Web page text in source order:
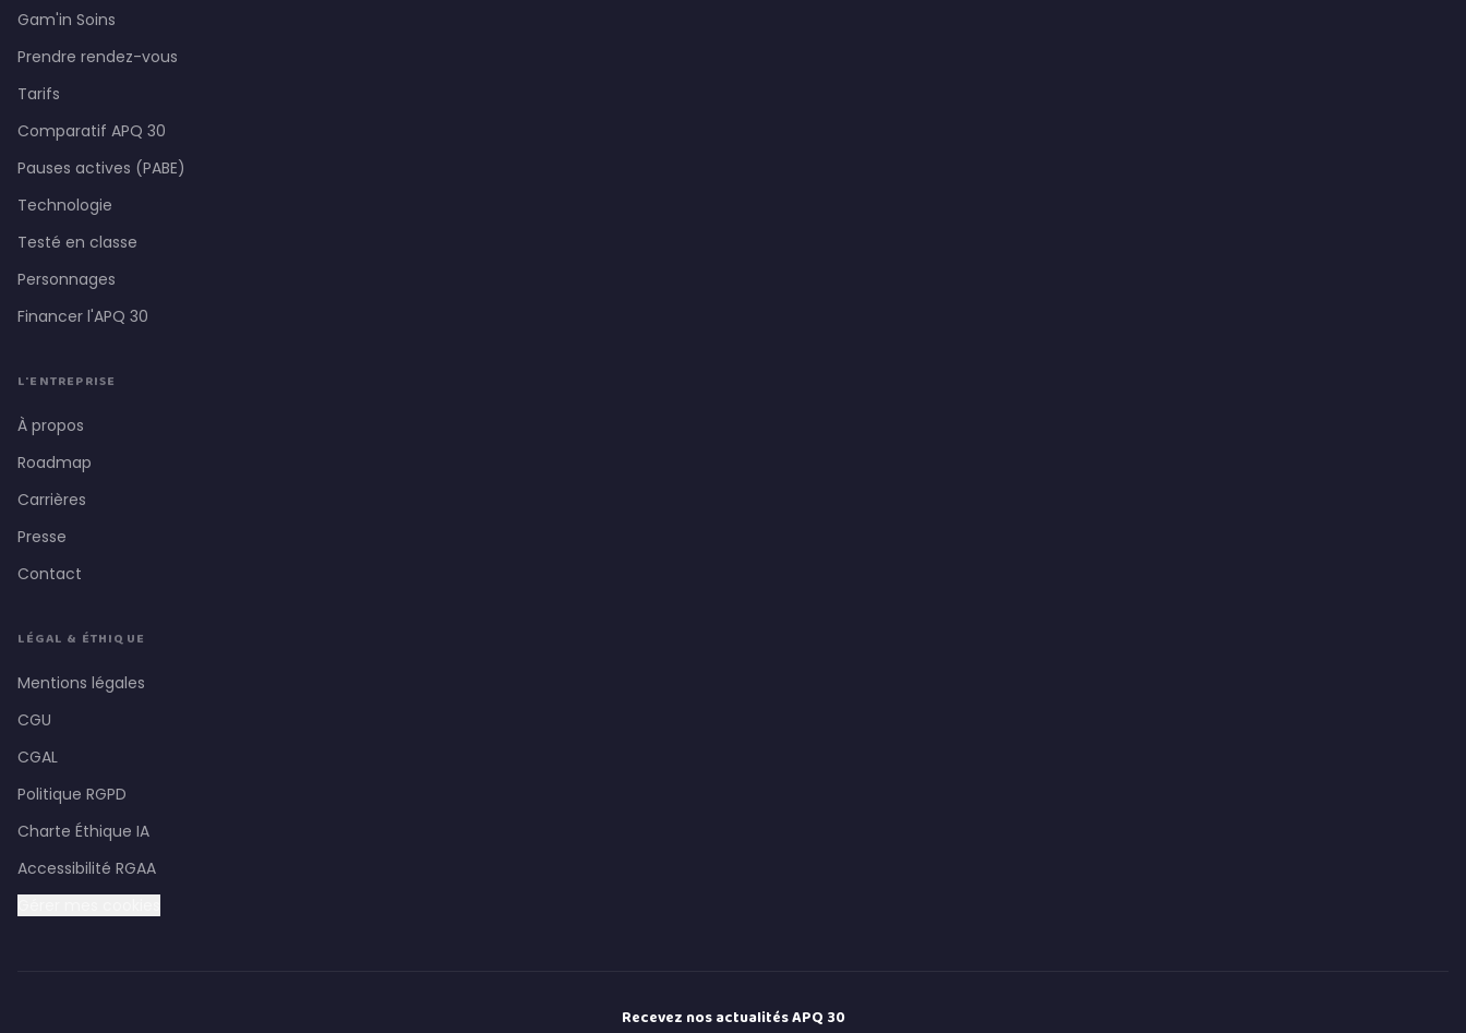
Gam'in Soins
Prendre rendez-vous
Tarifs
Comparatif APQ 30
Pauses actives (PABE)
Technologie
Testé en classe
Personnages
Financer l'APQ 30
L'ENTREPRISE
À propos
Roadmap
Carrières
Presse
Contact
LÉGAL & ÉTHIQUE
Mentions légales
CGU
CGAL
Politique RGPD
Charte Éthique IA
Accessibilité RGAA
Recevez nos actualités APQ 30